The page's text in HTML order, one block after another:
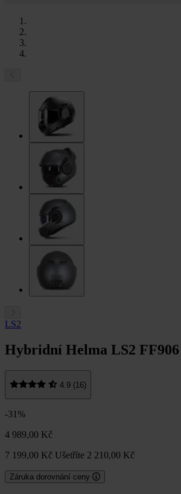
LS2
Hybridní Helma LS2
4.9 (16)
-31%
4 989,00 Kč
7 199,00 Kč Ušetříte 2 210,00 Kč
Záruka dorovnání ceny